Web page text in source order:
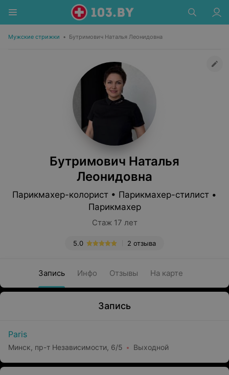
Мужские стрижки • Бутримович Наталья Леонидовна
Бутримович Наталья
Леонидовна
Парикмахер-колорист • Парикмахер-стилист •
Парикмахер
Стаж 17 лет
2 отзыва
5.0
Запись Инфо Отзывы На карте
Запись
Paris
Минск, пр-т Независимости, 6/5 Выходной